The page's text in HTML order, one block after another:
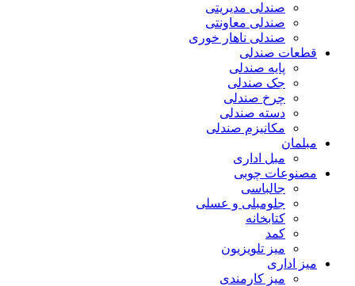
صندلی مدیریتی
صندلی معاونتی
صندلی ناهار خوری
قطعات صندلی
پایه صندلی
جک صندلی
چرخ صندلی
دسته صندلی
مکانیزم صندلی
مبلمان
مبل اداری
مصنوعات چوبی
جالباسی
جلومبلی و عسلی
کتابخانه
کمد
میز تلویزیون
میز اداری
میز کارمندی